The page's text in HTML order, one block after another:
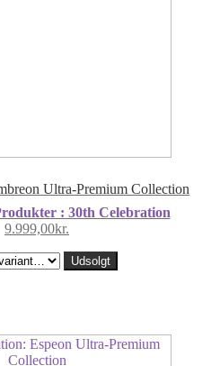
Ultra-Premium Collection
: 30th Celebration
9.999,00kr.
Udsolgt